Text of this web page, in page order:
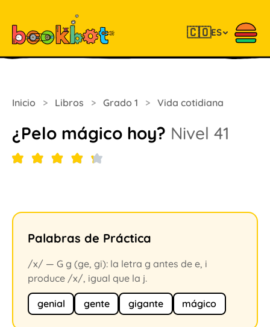
🇨🇴ES
Inicio > Libros > Grado 1 > Vida cotidiana
¿Pelo mágico hoy? Nivel 41
Palabras de Práctica
/x/ — G g (ge, gi): la letra g antes de e, i
produce /x/, igual que la j.
genial gente gigante mágico